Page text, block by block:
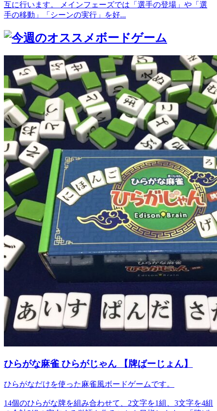
互に行います。 メインフェーズでは「選手の登場」や「選
手の移動」「シーンの実行」を好...
ひらがな麻雀 ひらがじゃん 【牌ばーじょん】
ひらがなだけを使った麻雀風ボードゲームです。
14個のひらがな牌を組み合わせて、2文字を1組、3文字を4組